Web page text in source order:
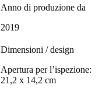
Anno di produzione da
2019
Dimensioni / design
Apertura per l’ispezione:
21,2 x 14,2 cm